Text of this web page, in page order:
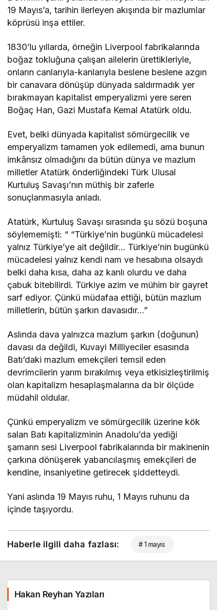
19 Mayıs’a, tarihin ilerleyen akışında bir mazlumlar
köprüsü inşa ettiler.
1830’lu yıllarda, örneğin Liverpool fabrikalarında
boğaz tokluğuna çalışan ailelerin ürettikleriyle,
onların canlarıyla-kanlarıyla beslene beslene azgın
bir canavara dönüşüp dünyada saldırmadık yer
bırakmayan kapitalist emperyalizmi yere seren
Boğaç Han, Gazi Mustafa Kemal Atatürk oldu.
Evet, belki dünyada kapitalist sömürgecilik ve
emperyalizm tamamen yok edilemedi, ama bunun
imkânsız olmadığını da bütün dünya ve mazlum
milletler Atatürk önderliğindeki Türk Ulusal
Kurtuluş Savaşı’nın müthiş bir zaferle
sonuçlanmasıyla anladı.
Atatürk, Kurtuluş Savaşı sırasında şu sözü boşuna
söylememişti: “ “Türkiye’nin bugünkü mücadelesi
yalnız Türkiye’ye ait değildir… Türkiye’nin bugünkü
mücadelesi yalnız kendi nam ve hesabına olsaydı
belki daha kısa, daha az kanlı olurdu ve daha
çabuk bitebilirdi. Türkiye azim ve mühim bir gayret
sarf ediyor. Çünkü müdafaa ettiği, bütün mazlum
milletlerin, bütün şarkın davasıdır…”
Aslında dava yalnızca mazlum şarkın (doğunun)
davası da değildi, Kuvayi Milliyeciler esasında
Batı’daki mazlum emekçileri temsil eden
devrimcilerin yarım bırakılmış veya etkisizleştirilmiş
olan kapitalizm hesaplaşmalarına da bir ölçüde
müdahil oldular.
Çünkü emperyalizm ve sömürgecilik üzerine kök
salan Batı kapitalizminin Anadolu’da yediği
şamarın sesi Liverpool fabrikalarında bir makinenin
çarkına dönüşerek yabancılaşmış emekçileri de
kendine, insaniyetine getirecek şiddetteydi.
Yani aslında 19 Mayıs ruhu, 1 Mayıs ruhunu da
içinde taşıyordu.
Haberle ilgili daha fazlası: # 1 mayıs
Hakan Reyhan Yazıları